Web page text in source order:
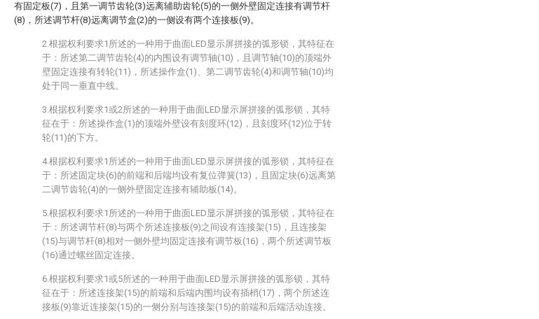
有固定板(7)，且第一调节齿轮(3)远离辅助齿轮(5)的一侧外壁固定连接有调节杆
(8)，所述调节杆(8)远离调节盒(2)的一侧设有两个连接板(9)。
2.根据权利要求1所述的一种用于曲面LED显示屏拼接的弧形锁，其特征在
于：所述第二调节齿轮(4)的内围设有调节轴(10)，且调节轴(10)的顶端外
壁固定连接有转轮(11)，所述操作盒(1)、第二调节齿轮(4)和调节轴(10)均
处于同一垂直中线。
3.根据权利要求1或2所述的一种用于曲面LED显示屏拼接的弧形锁，其特
征在于：所述操作盒(1)的顶端外壁设有刻度环(12)，且刻度环(12)位于转
轮(11)的下方。
4.根据权利要求1所述的一种用于曲面LED显示屏拼接的弧形锁，其特征在
于：所述固定块(6)的前端和后端均设有复位弹簧(13)，且固定块(6)远离第
二调节齿轮(4)的一侧外壁固定连接有辅助板(14)。
5.根据权利要求1所述的一种用于曲面LED显示屏拼接的弧形锁，其特征在
于：所述调节杆(8)与两个所述连接板(9)之间设有连接架(15)，且连接架
(15)与调节杆(8)相对一侧外壁均固定连接有调节板(16)，两个所述调节板
(16)通过螺丝固定连接。
6.根据权利要求1或5所述的一种用于曲面LED显示屏拼接的弧形锁，其特
征在于：所述连接架(15)的前端和后端内围均设有插梢(17)，两个所述连
接板(9)靠近连接架(15)的一侧分别与连接架(15)的前端和后端活动连接。